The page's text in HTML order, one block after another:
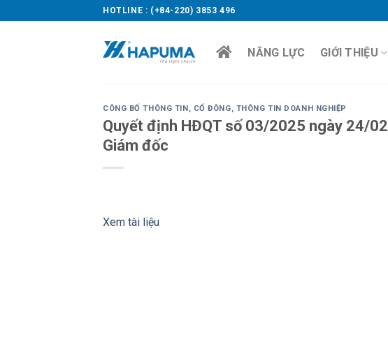
to
HOTLINE : (+84-220) 3853 496
NĂNG LỰC GIỚI THIỆU
CÔNG BỐ THÔNG TIN, CỔ ĐÔNG, THÔNG TIN DOANH NGHIỆP
Quyết định HĐQT số 03/2025 ngày 24/
Giám đốc
Xem tài liệu